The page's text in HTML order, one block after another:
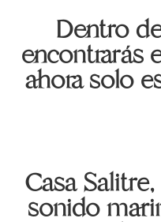
Dentro
encontrarás
ahora solo
Casa
sonido